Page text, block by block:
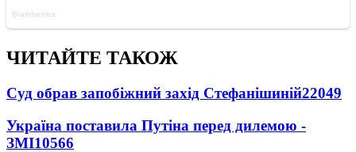
ЧИТАЙТЕ ТАКОЖ
Суд обрав запобіжний захід Стефанішиній22049
Україна поставила Путіна перед дилемою -
ЗМІ10566